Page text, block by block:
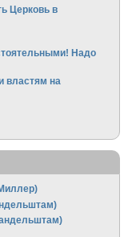
Церковь в
Надо
властям на